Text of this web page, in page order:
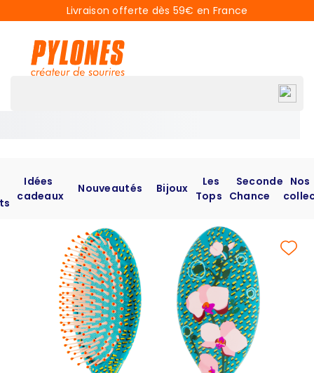
Livraison offerte dès 59€ en France
Idées
cadeaux
Nouveautés Bijoux
Les
Tops
Seconde
Chance
Nos